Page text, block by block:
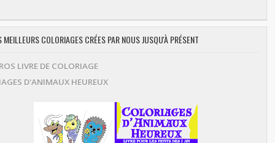
MEILLEURS COLORIAGES CRÉES PAR NOUS JUSQU'À PRÉSENT
LIVRE DE COLORIAGE
D'ANIMAUX HEUREUX